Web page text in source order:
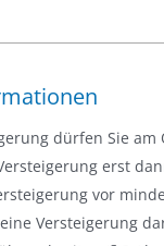
dürfen Sie am
erst
vor
Versteigerung